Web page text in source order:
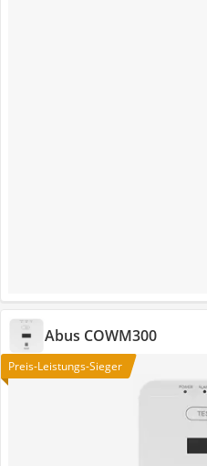
Abus COWM300
Preis-Leistungs-Sieger